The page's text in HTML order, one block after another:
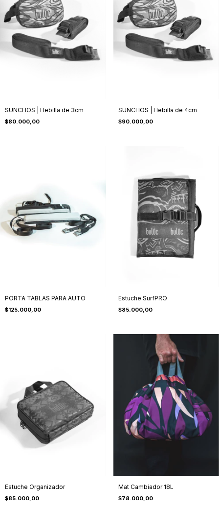
SUNCHOS | Hebilla de 3cm
$80.000,00
SUNCHOS | Hebilla de 4cm
$90.000,00
PORTA TABLAS PARA AUTO
$125.000,00
Estuche SurfPRO
$85.000,00
Estuche Organizador
$85.000,00
Mat Cambiador 18L
$78.000,00